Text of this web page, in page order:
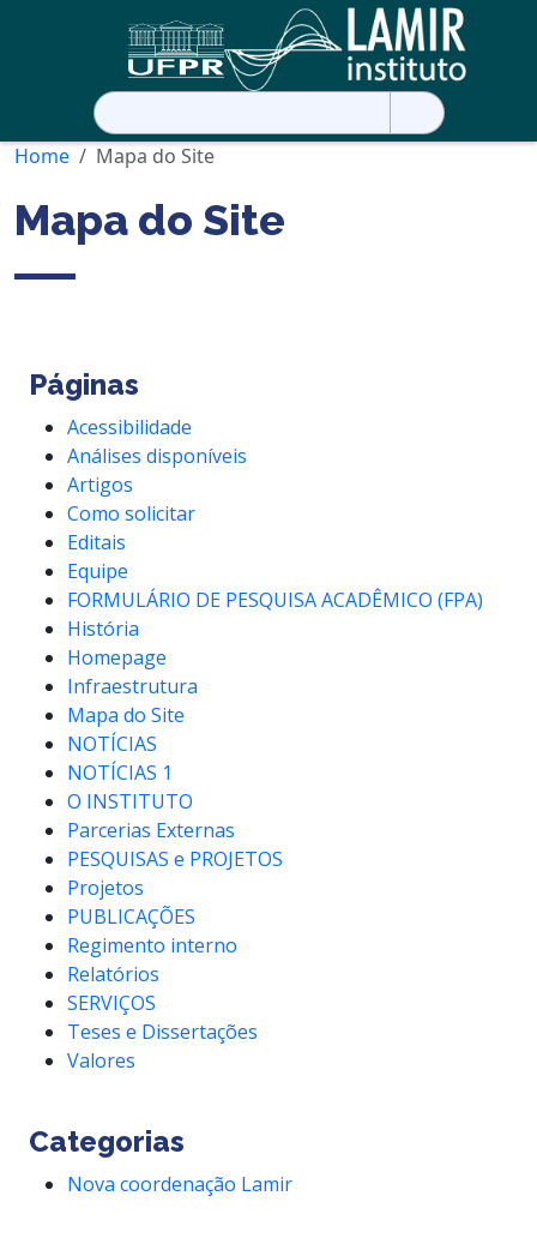
Pesquisar
por:
Home
Mapa do Site
Mapa do Site
Páginas
Acessibilidade
Análises disponíveis
Artigos
Como solicitar
Editais
Equipe
FORMULÁRIO DE PESQUISA ACADÊMICO (FPA)
História
Homepage
Infraestrutura
Mapa do Site
NOTÍCIAS
NOTÍCIAS 1
O INSTITUTO
Parcerias Externas
PESQUISAS e PROJETOS
Projetos
PUBLICAÇÕES
Regimento interno
Relatórios
SERVIÇOS
Teses e Dissertações
Valores
Categorias
Nova coordenação Lamir